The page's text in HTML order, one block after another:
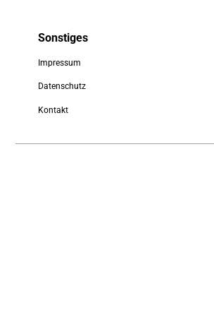
Sonstiges
Impressum
Datenschutz
Kontakt